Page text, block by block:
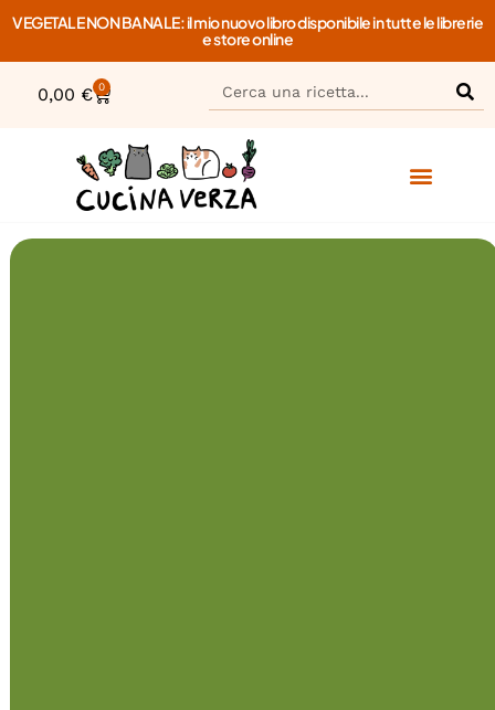
VEGETALE NON BANALE: il mio nuovo libro disponibile in tutte le librerie
e store online
0,00 € 0